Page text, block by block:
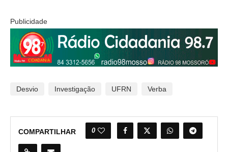
Publicidade
Desvio Investigação UFRN Verba
COMPARTILHAR 0